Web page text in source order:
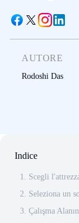
AUTORE
Rodoshi Das
Indice
1. Scegli
2. Seleziona un
3. Çalışma